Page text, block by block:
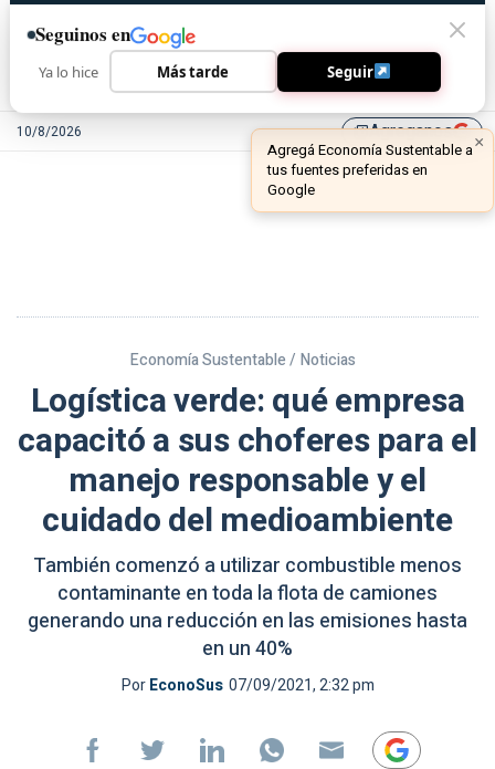
10/8/2026 library_addAgreganos
Economía Sustentable / Noticias
Logística verde: qué empresa
capacitó a sus choferes para el
manejo responsable y el
cuidado del medioambiente
También comenzó a utilizar combustible menos
contaminante en toda la flota de camiones
generando una reducción en las emisiones hasta
en un 40%
PorEconoSus 07/09/2021, 2:32 pm
Seguinos en
Ya lo hice Más tarde Seguir